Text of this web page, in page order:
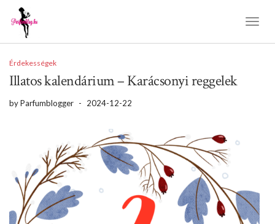
Érdekességek
Illatos kalendárium – Karácsonyi reggelek
byParfumblogger - 2024-12-22